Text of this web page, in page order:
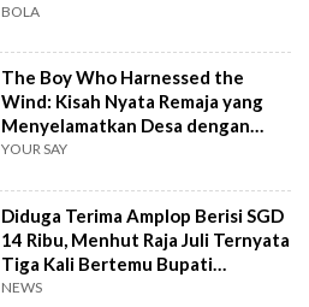
BOLA
The Boy Who Harnessed the
Wind: Kisah Nyata Remaja yang
Menyelamatkan Desa dengan
Kincir Angin
YOUR SAY
Diduga Terima Amplop Berisi SGD
14 Ribu, Menhut Raja Juli Ternyata
Tiga Kali Bertemu Bupati
Kuansing
NEWS